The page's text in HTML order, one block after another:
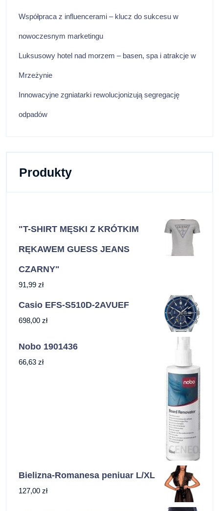
Współpraca z influencerami – klucz do sukcesu w
nowoczesnym marketingu
Luksusowy hotel nad morzem – basen, spa i atrakcje w
Mrzeżynie
Innowacyjne zgniatarki rewolucjonizują segregację
odpadów
Produkty
"T-SHIRT MĘSKI Z KRÓTKIM
RĘKAWEM GUESS JEANS
CZARNY"
91,99 zł
Casio EFS-S510D-2AVUEF
698,00 zł
Nobo 1901436
66,63 zł
Bielizna-Romanesa peniuar L/XL
127,00 zł